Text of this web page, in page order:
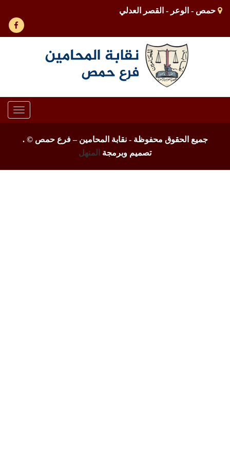
حمص - الوعر - القصر العدلي
جميع الحقوق محفوظة - نقابة المحامين – فرع حمص ©.
تصميم وبرمجة
المنهل